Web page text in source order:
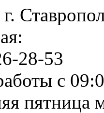
28-53
с
пятница